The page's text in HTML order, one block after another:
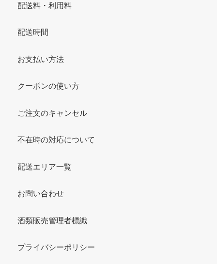
配送料・利用料
配送時間
お支払い方法
クーポンの使い方
ご注文のキャンセル
不在時の対応について
配送エリア一覧
お問い合わせ
酒類販売管理者標識
プライバシーポリシー